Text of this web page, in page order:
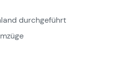
durchgeführt